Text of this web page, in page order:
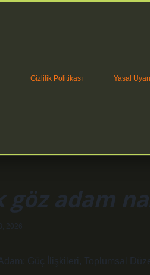
Gizlilik Politikası Yasal Uyarı
göz adam
2026
Güç İlişkileri, Toplumsal